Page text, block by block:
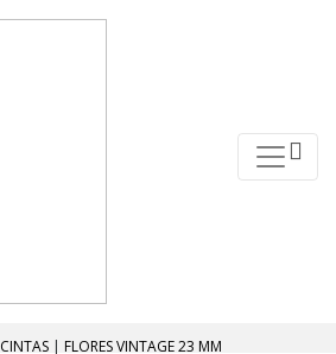
CINTAS | FLORES VINTAGE 23 MM